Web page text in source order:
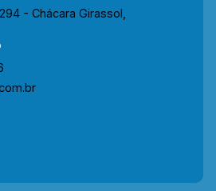
- Chácara Girassol,